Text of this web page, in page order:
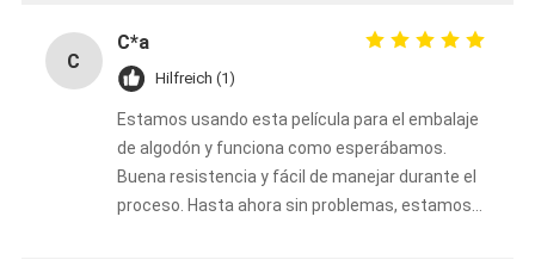
C
C*a
Hilfreich (1)
Estamos usando esta película para el embalaje
de algodón y funciona como esperábamos.
Buena resistencia y fácil de manejar durante el
proceso. Hasta ahora sin problemas, estamos